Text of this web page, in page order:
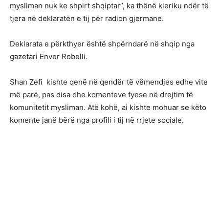
mysliman nuk ke shpirt shqiptar”, ka thënë kleriku ndër të
tjera në deklaratën e tij për radion gjermane.
Deklarata e përkthyer është shpërndarë në shqip nga
gazetari Enver Robelli.
Shan Zefi kishte qenë në qendër të vëmendjes edhe vite
më parë, pas disa dhe komenteve fyese në drejtim të
komunitetit mysliman. Atë kohë, ai kishte mohuar se këto
komente janë bërë nga profili i tij në rrjete sociale.